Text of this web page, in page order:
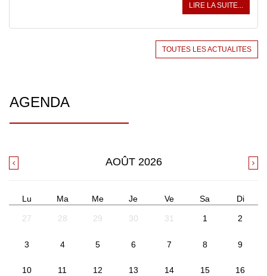
LIRE LA SUITE...
TOUTES LES ACTUALITES
AGENDA
AOÛT 2026
Lu Ma Me Je Ve Sa Di
27 28 29 30 31 1 2
3 4 5 6 7 8 9
10 11 12 13 14 15 16